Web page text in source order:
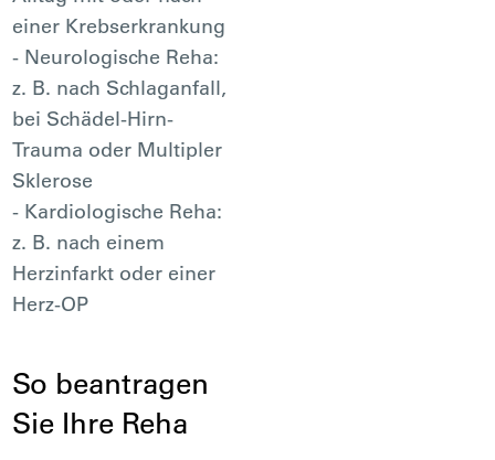
einer Krebserkrankung
- Neurologische Reha:
z. B. nach Schlaganfall,
bei Schädel-Hirn-
Trauma oder Multipler
Sklerose
- Kardiologische Reha:
z. B. nach einem
Herzinfarkt oder einer
Herz-OP
So beantragen
Sie Ihre Reha